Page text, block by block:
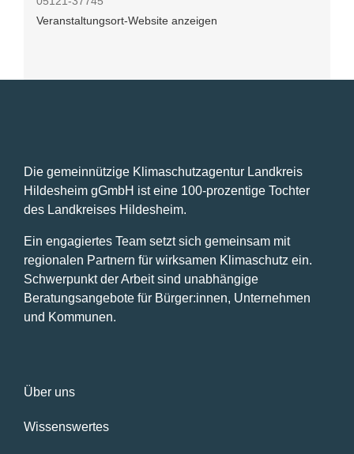
Veranstaltungsort-Website anzeigen
Die gemeinnützige Klimaschutzagentur Landkreis
Hildesheim gGmbH ist eine 100-prozentige Tochter
des Landkreises Hildesheim.
Ein engagiertes Team setzt sich gemeinsam mit
regionalen Partnern für wirksamen Klimaschutz ein.
Schwerpunkt der Arbeit sind unabhängige
Beratungsangebote für Bürger:innen, Unternehmen
und Kommunen.
Über uns
Wissenswertes